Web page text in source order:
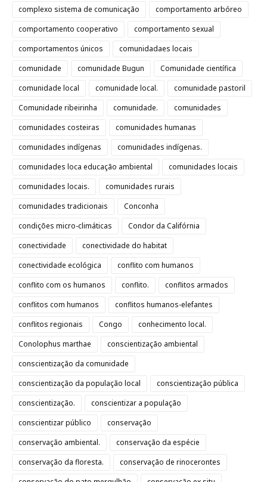
complexo sistema de comunicação
comportamento arbóreo
comportamento cooperativo
comportamento sexual
comportamentos únicos
comunidadaes locais
comunidade
comunidade Bugun
Comunidade científica
comunidade local
comunidade local.
comunidade pastoril
Comunidade ribeirinha
comunidade.
comunidades
comunidades costeiras
comunidades humanas
comunidades indígenas
comunidades indígenas.
comunidades loca educação ambiental
comunidades locais
comunidades locais.
comunidades rurais
comunidades tradicionais
Conconha
condições micro-climáticas
Condor da Califórnia
conectividade
conectividade do habitat
conectividade ecológica
conflito com humanos
conflito com os humanos
conflito.
conflitos armados
conflitos com humanos
conflitos humanos-elefantes
conflitos regionais
Congo
conhecimento local.
Conolophus marthae
conscientização ambiental
conscientização da comunidade
conscientização da população local
conscientização pública
conscientização.
conscientizar a população
conscientizar público
conservação
conservação ambiental.
conservação da espécie
conservação da floresta.
conservação de rinocerontes